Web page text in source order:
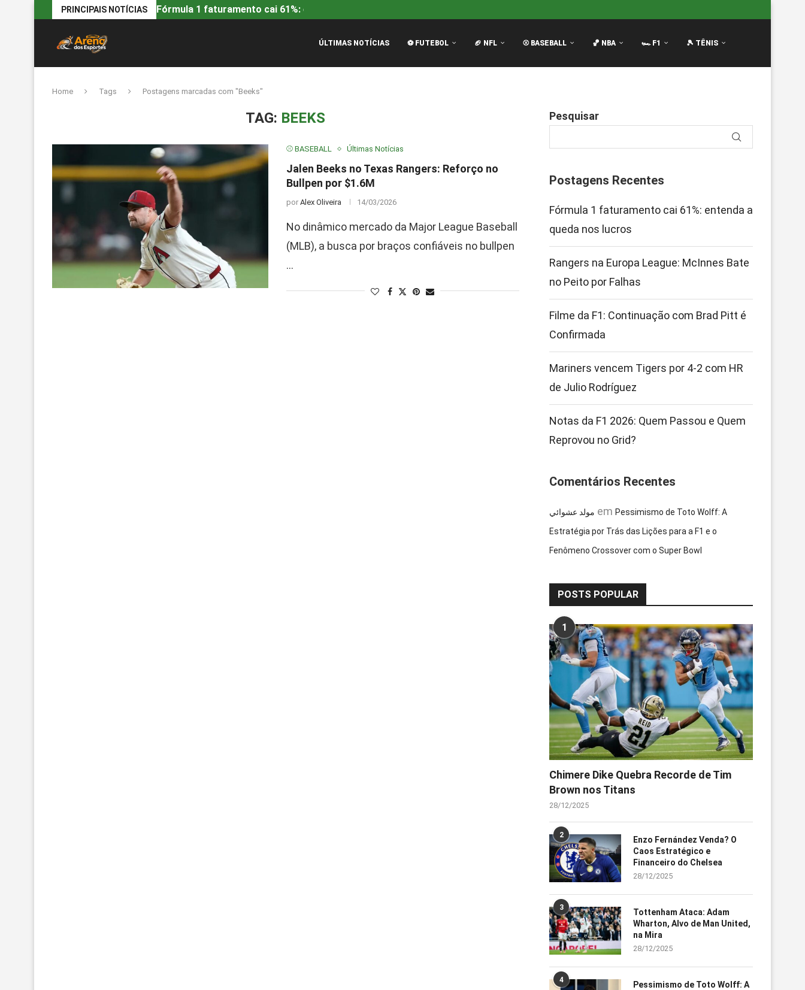
PRINCIPAIS NOTÍCIAS Fórmula 1 faturamento cai 61%: entenda a queda...
ÚLTIMAS NOTÍCIAS ⚽ FUTEBOL 🏈 NFL ⚾ BASEBALL 🏀 NBA 🏎️ F1 🎾 TÊNIS
Home Tags Postagens marcadas com "Beeks"
TAG: BEEKS
⚾ BASEBALL Últimas Notícias
Jalen Beeks no Texas Rangers: Reforço no
Bullpen por $1.6M
por Alex Oliveira 14/03/2026
No dinâmico mercado da Major League Baseball
(MLB), a busca por braços confiáveis no bullpen
…
Pesquisar
Postagens Recentes
Fórmula 1 faturamento cai 61%: entenda a
queda nos lucros
Rangers na Europa League: McInnes Bate
no Peito por Falhas
Filme da F1: Continuação com Brad Pitt é
Confirmada
Mariners vencem Tigers por 4-2 com HR
de Julio Rodríguez
Notas da F1 2026: Quem Passou e Quem
Reprovou no Grid?
Comentários Recentes
مولد عشوائي em Pessimismo de Toto Wolff: A
Estratégia por Trás das Lições para a F1 e o
Fenômeno Crossover com o Super Bowl
POSTS POPULAR
1
Chimere Dike Quebra Recorde de Tim
Brown nos Titans
28/12/2025
2
Enzo Fernández Venda? O
Caos Estratégico e
Financeiro do Chelsea
28/12/2025
3
Tottenham Ataca: Adam
Wharton, Alvo de Man United,
na Mira
28/12/2025
4
Pessimismo de Toto Wolff: A